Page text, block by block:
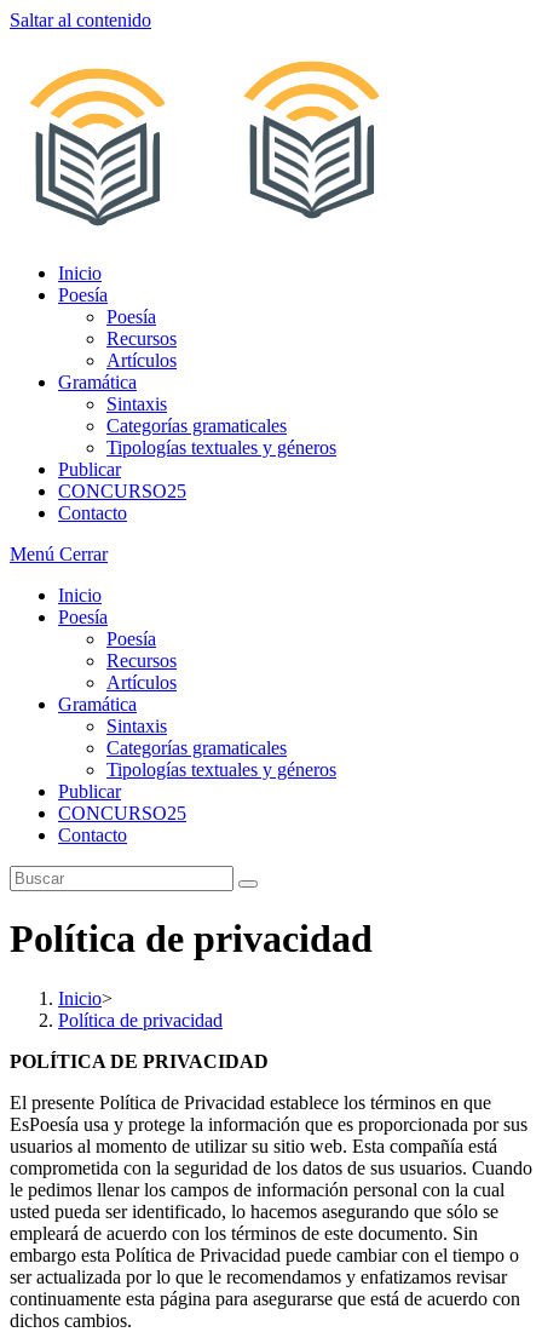
Saltar al contenido
Inicio
Poesía
Poesía
Recursos
Artículos
Gramática
Sintaxis
Categorías gramaticales
Tipologías textuales y géneros
Publicar
CONCURSO25
Contacto
Menú Cerrar
Inicio
Poesía
Poesía
Recursos
Artículos
Gramática
Sintaxis
Categorías gramaticales
Tipologías textuales y géneros
Publicar
CONCURSO25
Contacto
Política de privacidad
Inicio>
Política de privacidad
POLÍTICA DE PRIVACIDAD
El presente Política de Privacidad establece los términos en que
EsPoesía usa y protege la información que es proporcionada por sus
usuarios al momento de utilizar su sitio web. Esta compañía está
comprometida con la seguridad de los datos de sus usuarios. Cuando
le pedimos llenar los campos de información personal con la cual
usted pueda ser identificado, lo hacemos asegurando que sólo se
empleará de acuerdo con los términos de este documento. Sin
embargo esta Política de Privacidad puede cambiar con el tiempo o
ser actualizada por lo que le recomendamos y enfatizamos revisar
continuamente esta página para asegurarse que está de acuerdo con
dichos cambios.